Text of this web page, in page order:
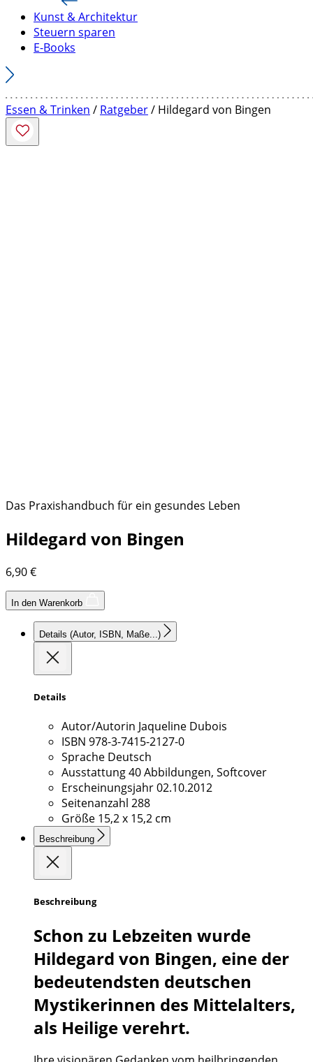
Kunst & Architektur
Steuern sparen
E-Books
Essen & Trinken / Ratgeber/ Hildegard von Bingen
Das Praxishandbuch für ein gesundes Leben
Hildegard von Bingen
6,90€
In den Warenkorb
Details (Autor, ISBN, Maße...)
Details
Autor/Autorin Jaqueline Dubois
ISBN 978-3-7415-2127-0
Sprache Deutsch
Ausstattung40 Abbildungen, Softcover
Erscheinungsjahr02.10.2012
Seitenanzahl 288
Größe 15,2 x 15,2 cm
Beschreibung
Beschreibung
Schon zu Lebzeiten wurde
Hildegard von Bingen, eine der
bedeutendsten deutschen
Mystikerinnen des Mittelalters,
als Heilige verehrt.